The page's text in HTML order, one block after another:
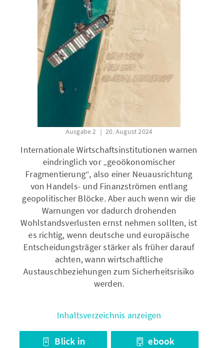
Ausgabe 2 20. August 2024
Internationale Wirtschaftsinstitutionen warnen
eindringlich vor „geoökonomischer
Fragmentierung“, also einer Neuausrichtung
von Handels- und Finanzströmen entlang
geopolitischer Blöcke. Aber auch wenn wir die
Warnungen vor dadurch drohenden
Wohlstandsverlusten ernst nehmen sollten, ist
es richtig, wenn deutsche und europäische
Entscheidungsträger stärker als früher darauf
achten, wann wirtschaftliche
Austauschbeziehungen zum Sicherheitsrisiko
werden.
Inhaltsverzeichnis anzeigen
Blick in
ebook